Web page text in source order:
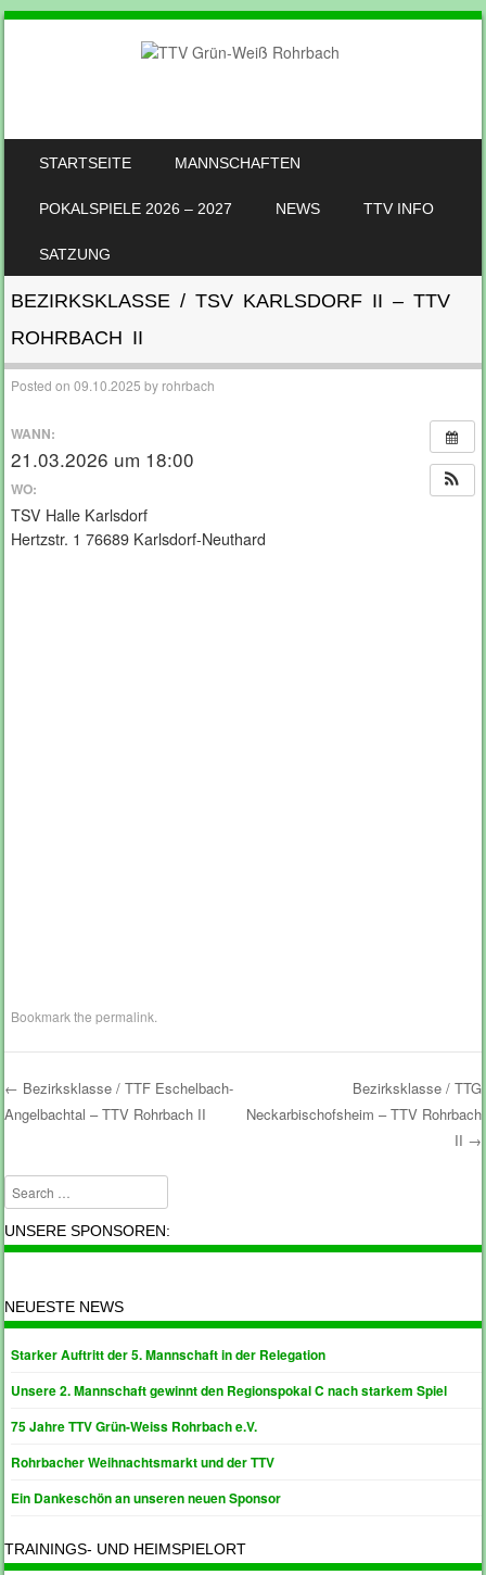
STARTSEITE MANNSCHAFTEN
POKALSPIELE 2026 – 2027 NEWS TTV INFO
SATZUNG
BEZIRKSKLASSE / TSV KARLSDORF II – TTV
ROHRBACH II
Posted on09.10.2025 by rohrbach
WANN:
21.03.2026 um 18:00
WO:
TSV Halle Karlsdorf
Hertzstr. 1 76689 Karlsdorf-Neuthard
Bookmark thepermalink
Post navigation
← Bezirksklasse / TTF Eschelbach-
Angelbachtal – TTV Rohrbach II
Bezirksklasse / TTG
Neckarbischofsheim – TTV Rohrbach
II →
Search
UNSERE SPONSOREN:
NEUESTE NEWS
Starker Auftritt der 5. Mannschaft in der Relegation
Unsere 2. Mannschaft gewinnt den Regionspokal C nach starkem Spiel
75 Jahre TTV Grün-Weiss Rohrbach e.V.
Rohrbacher Weihnachtsmarkt und der TTV
Ein Dankeschön an unseren neuen Sponsor
TRAININGS- UND HEIMSPIELORT